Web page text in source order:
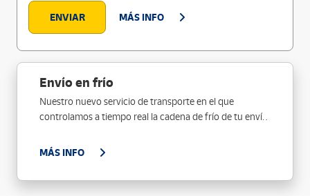
ENVIAR MÁS INFO
Envío en frío
Nuestro nuevo servicio de transporte en el que
controlamos a tiempo real la cadena de frío de tu envío
perfecto estado.
MÁS INFO